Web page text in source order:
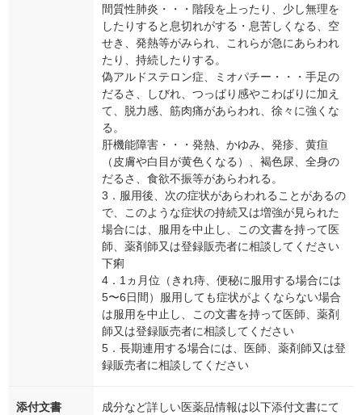
間質性肺炎・・・階段を上ったり、少し無理を
したりすると息切れがする・息苦しくなる、空
せき、発熱等がみられ、これらが急にあらわれ
たり、持続したりする。
偽アルドステロン症、ミオパチー・・・手足の
だるさ、しびれ、つっぱり感やこわばりに加え
て、脱力感、筋肉痛があらわれ、徐々に強くな
る。
肝機能障害・・・発熱、かゆみ、発疹、黄疸
（皮膚や白目が黄色くなる）、褐色尿、全身の
だるさ、食欲不振等があらわれる。
3．服用後、次の症状があらわれることがあるの
で、このような症状の持続又は増強が見られた
場合には、服用を中止し、この文書を持って医
師、薬剤師又は登録販売者に相談してください
下痢
4．1ヵ月位（きれ痔、便秘に服用する場合には
5〜6日間）服用しても症状がよくならない場合
は服用を中止し、この文書を持って医師、薬剤
師又は登録販売者に相談してください
5．長期連用する場合には、医師、薬剤師又は登
録販売者に相談してください
添付文書
成分など詳しい医薬品情報は以下添付文書にて